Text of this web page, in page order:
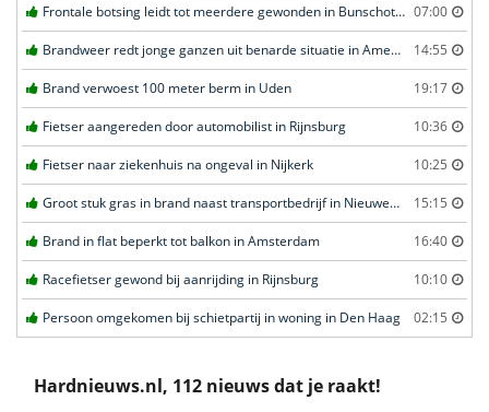
Frontale botsing leidt tot meerdere gewonden in Bunschoten-Spakenburg 07:00
Brandweer redt jonge ganzen uit benarde situatie in Amersfoort 14:55
Brand verwoest 100 meter berm in Uden 19:17
Fietser aangereden door automobilist in Rijnsburg 10:36
Fietser naar ziekenhuis na ongeval in Nijkerk 10:25
Groot stuk gras in brand naast transportbedrijf in Nieuwegein 15:15
Brand in flat beperkt tot balkon in Amsterdam 16:40
Racefietser gewond bij aanrijding in Rijnsburg 10:10
Persoon omgekomen bij schietpartij in woning in Den Haag 02:15
Hardnieuws.nl, 112 nieuws dat je raakt!